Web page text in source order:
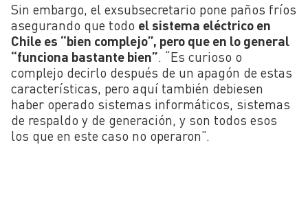
Sin embargo, el exsubsecretario pone paños fríos
asegurando que todo el sistema eléctrico en
Chile es “bien complejo”, pero que en lo general
“funciona bastante bien”. “Es curioso o
complejo decirlo después de un apagón de estas
características, pero aquí también debiesen
haber operado sistemas informáticos, sistemas
de respaldo y de generación, y son todos esos
los que en este caso no operaron”.